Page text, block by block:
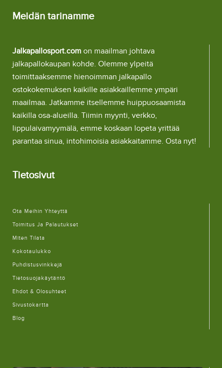
Meidän tarinamme
Jalkapallosport.com on maailman johtava
jalkapallokaupan kohde. Olemme ylpeitä
toimittaaksemme hienoimman jalkapallo
ostokokemuksen kaikille asiakkaillemme ympäri
maailmaa. Jatkamme itsellemme huippuosaamista
kaikilla osa-alueilla. Tiimin myynti, verkko,
lippulaivamyymälä, emme koskaan lopeta yrittää
parantaa sinua, intohimoisia asiakkaitamme. Osta nyt!
Tietosivut
Ota Meihin Yhteyttä
Toimitus Ja Palautukset
Miten Tilata
Kokotaulukko
Puhdistusvinkkejä
Tietosuojakäytäntö
Ehdot & Olosuhteet
Sivustokartta
Blog